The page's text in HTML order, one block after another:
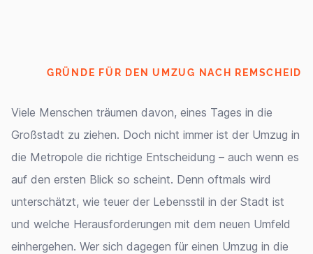
GRÜNDE FÜR DEN UMZUG NACH REMSCHEID
Viele Menschen träumen davon, eines Tages in die
Großstadt zu ziehen. Doch nicht immer ist der Umzug in
die Metropole die richtige Entscheidung – auch wenn es
auf den ersten Blick so scheint. Denn oftmals wird
unterschätzt, wie teuer der Lebensstil in der Stadt ist
und welche Herausforderungen mit dem neuen Umfeld
einhergehen. Wer sich dagegen für einen Umzug in die